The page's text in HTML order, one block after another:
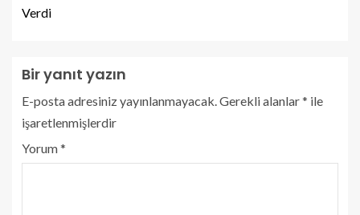
Verdi
Bir yanıt yazın
E-posta adresiniz yayınlanmayacak.Gerekli alanlar* ile
işaretlenmişlerdir
Yorum*